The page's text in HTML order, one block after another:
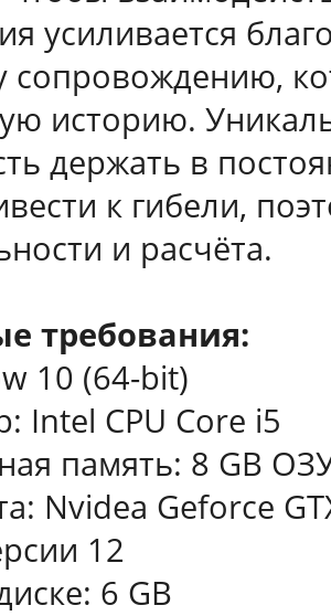
усиливается
сопровождению,
историю.
держать в
к гибели,
и расчёта.
требования:
10 (64-bit)
Intel CPU Core i5
память: 8 GB
Nvidea Geforce
12
6 GB